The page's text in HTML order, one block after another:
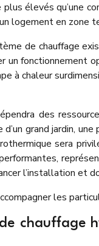
élevés qu’une
logement en zone
de chauffage
fonctionnement
à chaleur
des
grand jardin,
sera
l’installation et
les